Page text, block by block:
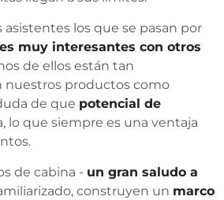
asistentes los que se pasan por
muy interesantes con otros
de ellos están tan
nuestros productos como
de que potencial de
lo que siempre es una ventaja
de cabina - un gran saludo a
construyen un marco